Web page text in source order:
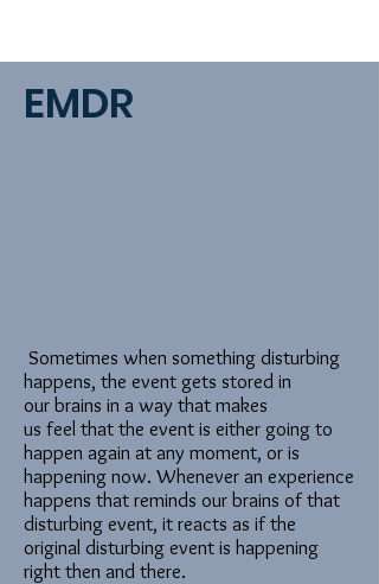
EMDR
Sometimes when something disturbing
happens, the event gets stored in
our brains in a way that makes
us feel that the event is either going to
happen again at any moment, or is
happening now. Whenever an experience
happens that reminds our brains of that
disturbing event, it reacts as if the
original disturbing event is happening
right then and there.